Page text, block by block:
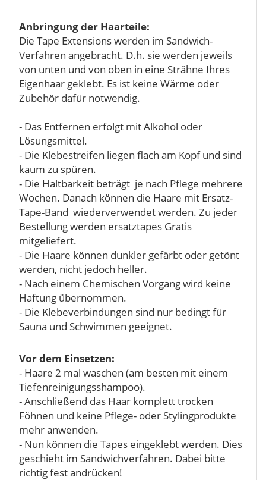
Anbringung der Haarteile:
Die Tape Extensions werden im Sandwich-
Verfahren angebracht. D.h. sie werden jeweils
von unten und von oben in eine Strähne Ihres
Eigenhaar geklebt. Es ist keine Wärme oder
Zubehör dafür notwendig.
- Das Entfernen erfolgt mit Alkohol oder
Lösungsmittel.
- Die Klebestreifen liegen flach am Kopf und sind
kaum zu spüren.
- Die Haltbarkeit beträgt je nach Pflege mehrere
Wochen. Danach können die Haare mit Ersatz-
Tape-Band wiederverwendet werden. Zu jeder
Bestellung werden ersatztapes Gratis
mitgeliefert.
- Die Haare können dunkler gefärbt oder getönt
werden, nicht jedoch heller.
- Nach einem Chemischen Vorgang wird keine
Haftung übernommen.
- Die Klebeverbindungen sind nur bedingt für
Sauna und Schwimmen geeignet.
Vor dem Einsetzen:
- Haare 2 mal waschen (am besten mit einem
Tiefenreinigungsshampoo).
- Anschließend das Haar komplett trocken
Föhnen und keine Pflege- oder Stylingprodukte
mehr anwenden.
- Nun können die Tapes eingeklebt werden. Dies
geschieht im Sandwichverfahren. Dabei bitte
richtig fest andrücken!